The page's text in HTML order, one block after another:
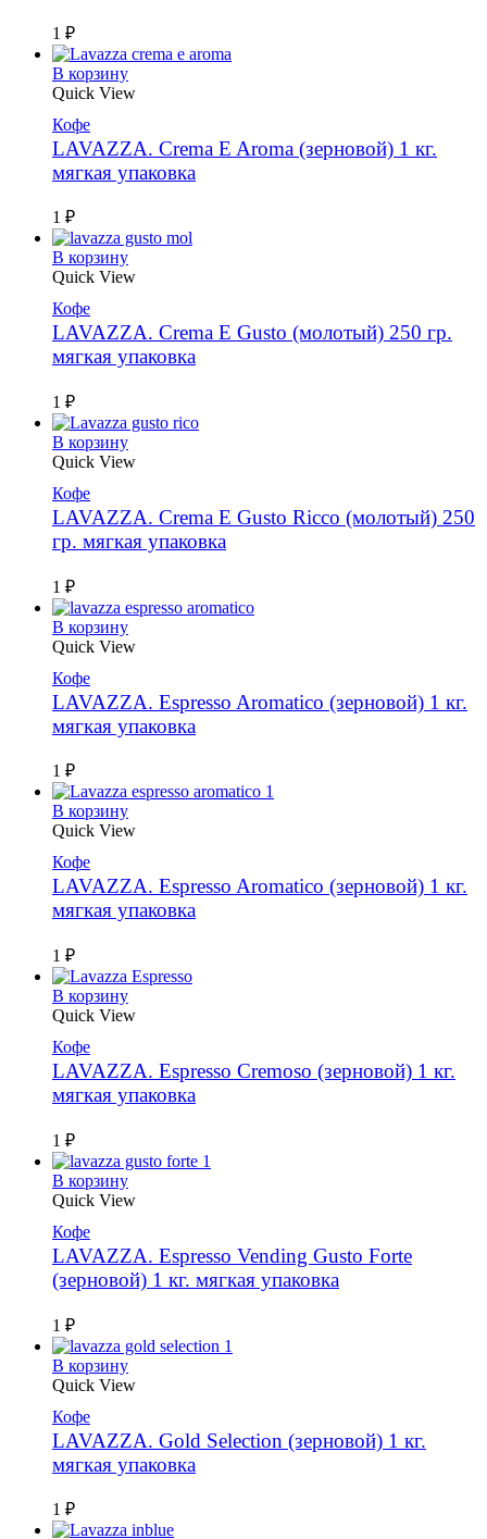
1 ₽
В корзину
Quick View
Кофе
LAVAZZA. Crema E Aroma (зерновой) 1 кг.
мягкая упаковка
1 ₽
В корзину
Quick View
Кофе
LAVAZZA. Crema E Gusto (молотый) 250 гр.
мягкая упаковка
1 ₽
В корзину
Quick View
Кофе
LAVAZZA. Crema E Gusto Ricco (молотый) 250
гр. мягкая упаковка
1 ₽
В корзину
Quick View
Кофе
LAVAZZA. Espresso Aromatico (зерновой) 1 кг.
мягкая упаковка
1 ₽
В корзину
Quick View
Кофе
LAVAZZA. Espresso Aromatico (зерновой) 1 кг.
мягкая упаковка
1 ₽
В корзину
Quick View
Кофе
LAVAZZA. Espresso Cremoso (зерновой) 1 кг.
мягкая упаковка
1 ₽
В корзину
Quick View
Кофе
LAVAZZA. Espresso Vending Gusto Forte
(зерновой) 1 кг. мягкая упаковка
1 ₽
В корзину
Quick View
Кофе
LAVAZZA. Gold Selection (зерновой) 1 кг.
мягкая упаковка
1 ₽